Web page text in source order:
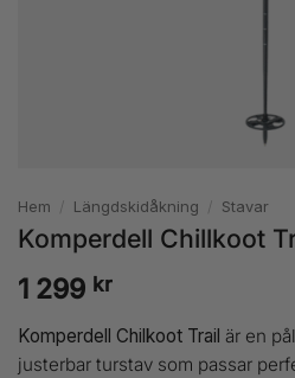
Hem / Längdskidåkning / Stavar
Komperdell Chillkoot
1 299 kr
Komperdell Chilkoot Trail är en
justerbar turstav som passar